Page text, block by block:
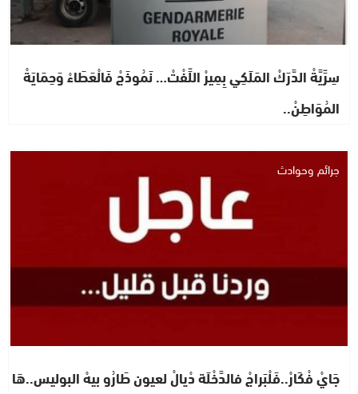
سِرِّيَّةْ الدَّرَكْ المَلَكِي بِمِيرْ اللِّفْتْ… نَمُوذَجْ فَالْعَطَاءْ وَحِمَايَةْ
المُوَاطِنْ..
جرائم وحوادث
جَايْ فْكَارْ..فَلْبَراجْ فالدَّخْلَة دْيالْ لعيون طَارُو بيهْ البوليس..هَا